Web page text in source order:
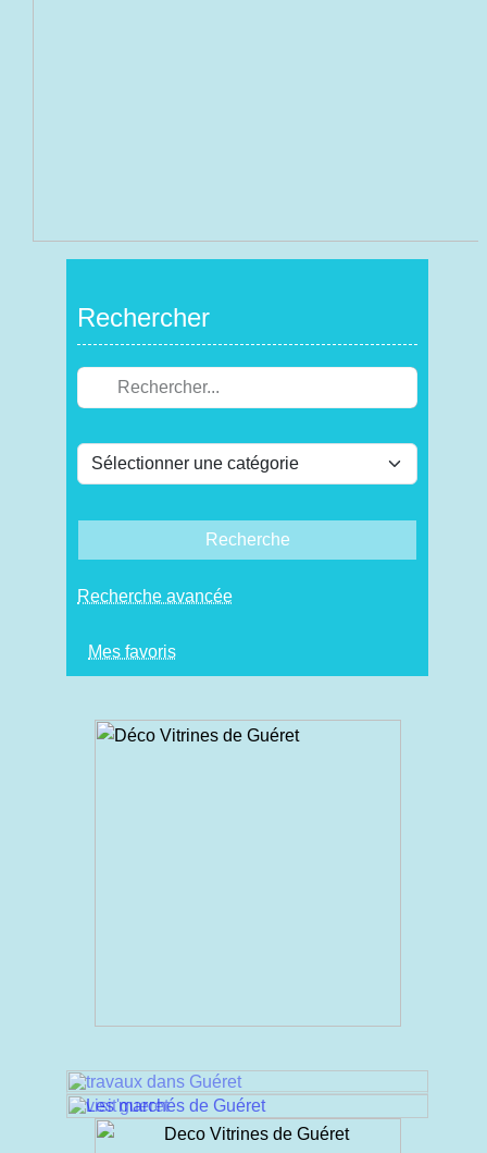
Rechercher
Recherche
Recherche avancée
Mes favoris